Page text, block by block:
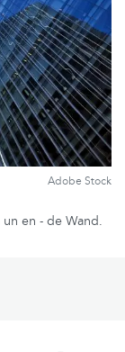
Adobe Stock
en - de Wand.